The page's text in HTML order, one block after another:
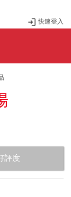
快速登入
評度